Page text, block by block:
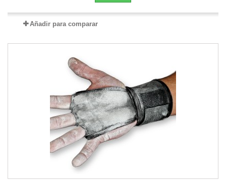
Añadir para comparar